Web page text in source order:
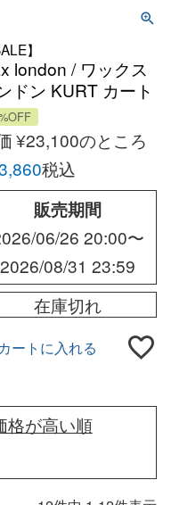
】
london / ワックス
ドン KURT カート
ーウェーブコット
ョートパンツ
¥23,100のところ
税込
販売期間
06/26 20:00〜
2026/08/31 23:59
在庫切れ
カートに入れる
格が高い順